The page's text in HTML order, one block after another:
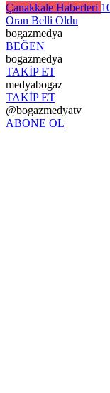
Çanakkale Haberleri
Oran Belli Oldu
bogazmedya
BEĞEN
bogazmedya
TAKİP ET
medyabogaz
TAKİP ET
@bogazmedyatv
ABONE OL